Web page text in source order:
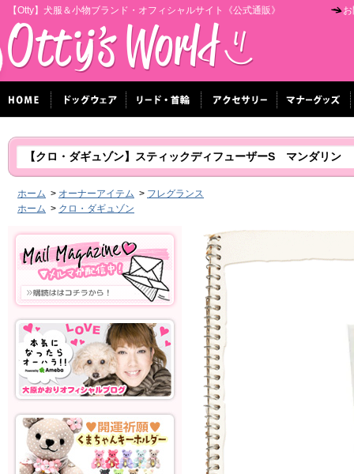
【Otty】犬服＆小物ブランド・オフィシャルサイト《公式通販》
【クロ・ダギュゾン】スティックディフューザーS マンダリン
ホーム > オーナーアイテム > フレグランス
ホーム > クロ・ダギュゾン